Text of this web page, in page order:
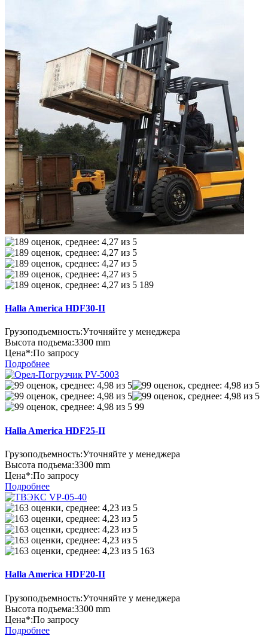
189
Halla America HDF30-II
Грузоподъемность:Уточняйте у менеджера
Высота подъема:3300 mm
Цена*:По запросу
Подробнее
99
Halla America HDF25-II
Грузоподъемность:Уточняйте у менеджера
Высота подъема:3300 mm
Цена*:По запросу
Подробнее
163
Halla America HDF20-II
Грузоподъемность:Уточняйте у менеджера
Высота подъема:3300 mm
Цена*:По запросу
Подробнее